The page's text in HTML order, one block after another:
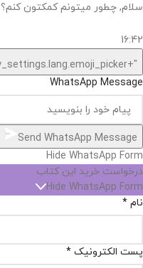
اگر
نیست,
شاید
بتونیم
تهیه
Open
chaty
1
Hide
chaty
ارسال پیام در واتساپ
کارشناس فروش
سلام, چطور میتونم کمکتون کنم؟
16:42